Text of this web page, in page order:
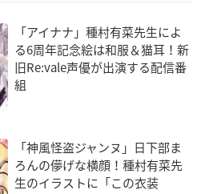
「アイナナ」種村有菜先生によ
る6周年記念絵は和服＆猫耳！新
旧Re:vale声優が出演する配信番
組
「神風怪盗ジャンヌ」日下部ま
ろんの儚げな横顔！種村有菜先
生のイラストに「この衣装